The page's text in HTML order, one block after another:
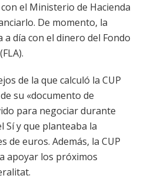
el Ministerio de Hacienda
De momento, la
día con el dinero del Fondo
de la que calculó la CUP
su «documento de
para negociar durante
Sí y que planteaba la
de euros. Además, la CUP
apoyar los próximos